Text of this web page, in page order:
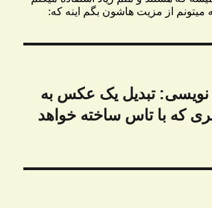
نویسی: تبدیل یک عکس به
که با تاس ساخته خواهد